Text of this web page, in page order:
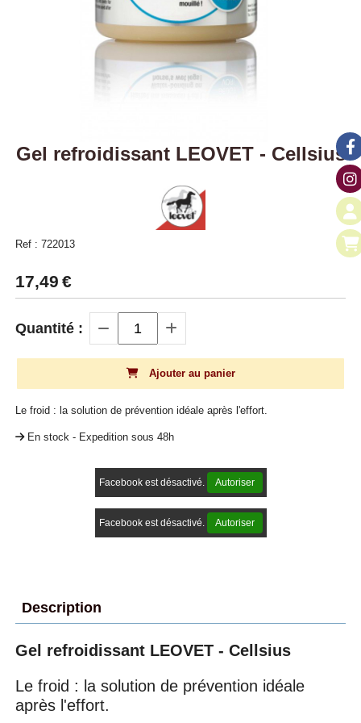
Gel refroidissant LEOVET - Cellsius
Ref : 722013
17,49 €
Quantité :
Ajouter au panier
Le froid : la solution de prévention idéale après l'effort.
En stock - Expedition sous 48h
Facebook est désactivé. Autoriser
Facebook est désactivé. Autoriser
Description
Gel refroidissant LEOVET - Cellsius
Le froid : la solution de prévention idéale
après l'effort.